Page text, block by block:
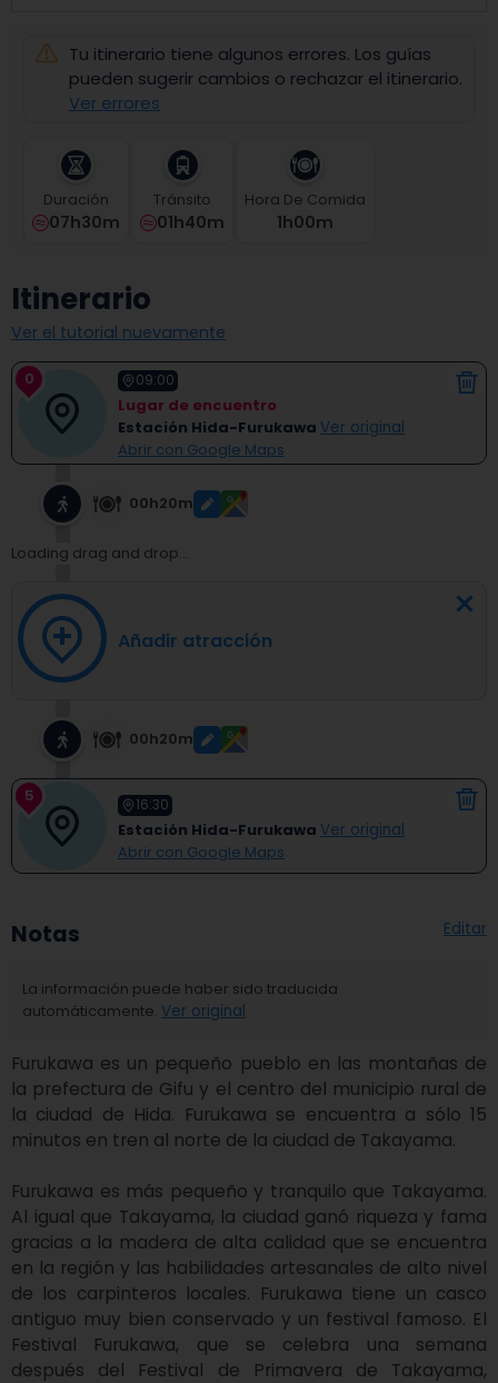
date.
get
the
for
changing
dates.
Tu itinerario tiene algunos errores. Los guías
pueden sugerir cambios o rechazar el itinerario.
Ver errores
Duración
07h30m
Tránsito
01h40m
Hora De Comida
1H00M
Itinerario
Ver el tutorial nuevamente
0 09:00
Lugar de encuentro
Estación Hida-Furukawa Ver original
Abrir con Google Maps
00h20m
Loading drag and drop...
Añadir atracción
00h20m
5 16:30
Estación Hida-Furukawa Ver original
Abrir con Google Maps
Notas Editar
La información puede haber sido traducida
automáticamente. Ver original
Furukawa es un pequeño pueblo en las montañas de
la prefectura de Gifu y el centro del municipio rural de
la ciudad de Hida. Furukawa se encuentra a sólo 15
minutos en tren al norte de la ciudad de Takayama.
Furukawa es más pequeño y tranquilo que Takayama.
Al igual que Takayama, la ciudad ganó riqueza y fama
gracias a la madera de alta calidad que se encuentra
en la región y las habilidades artesanales de alto nivel
de los carpinteros locales. Furukawa tiene un casco
antiguo muy bien conservado y un festival famoso. El
Festival Furukawa, que se celebra una semana
después del Festival de Primavera de Takayama,